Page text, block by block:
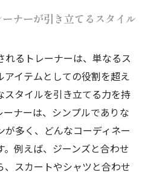
が提供するトレーナー選
見つける新たなファッシ
でのトレーナー選びの成
か手に入らないユニーク
ンが魅力のセレクトショ
ナーが引き立てるスタイル
るトレーナーは、単なるス
イテムとしての役割を超え
スタイルを引き立てる力を持
ナーは、シンプルでありな
多く、どんなコーディネー
。例えば、ジーンズと合わせ
、スカートやシャツと合わせ